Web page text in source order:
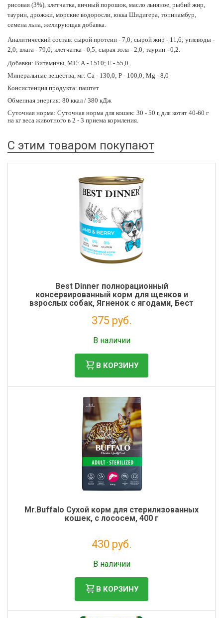
рисовая (3%), клетчатка, яичный порошок, масло льняное, рыбий жир,
таурин, дрожжи, морские водоросли, юкка Шидигера, топинамбур,
семена льна, желирующая добавка.
Аналитический состав: сырой протеин - 7,0; сырой жир - 11,6; углеводы -
2,0; влага - 79,0; клетчатка - 0,5; сырая зола - 2,0; таурин - 0,2.
Добавки: Витамины, МЕ: А - 1510; Е - 55,0.
Минеральные вещества, мг: Ca - 130,0; Р - 100,0; Mg - 8,0
Консистенция продукта: паштет
Обменная энергия: 80 ккал / 380 кДж
Суточная норма: Суточная норма для кошек: 30 - 50 г, для котят 40-60 г
на кг веса животного в 2 - 3 приема кормления.
С этим товаром покупают
Best Dinner полнорационный
консервированный корм для щенков и
взрослых собак, Ягненок с ягодами, Бест
375 руб.
В наличии
В КОРЗИНУ
Mr.Buffalo Сухой корм для стерилизованных
кошек, с лососем, 400 г
430 руб.
В наличии
В КОРЗИНУ